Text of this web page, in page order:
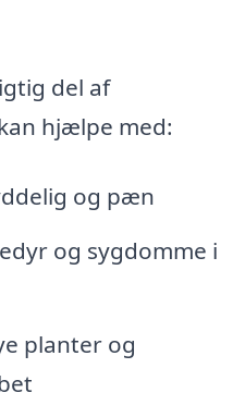
del af
hjælpe med:
og pæn
og sygdomme i
planter og